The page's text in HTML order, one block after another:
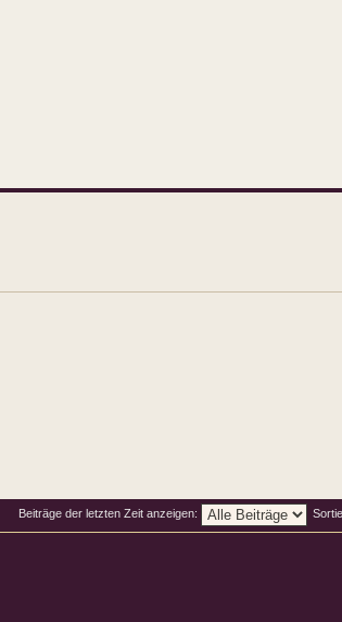
Beiträge der letzten Zeit anzeigen: